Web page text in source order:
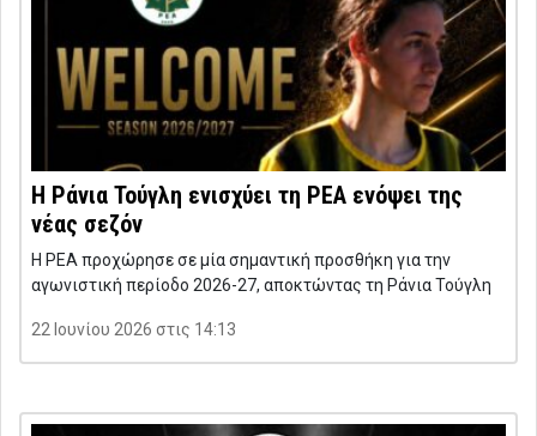
Η Ράνια Τούγλη ενισχύει τη ΡΕΑ ενόψει της
νέας σεζόν
Η ΡΕΑ προχώρησε σε μία σημαντική προσθήκη για την
αγωνιστική περίοδο 2026-27, αποκτώντας τη Ράνια Τούγλη
22 Ιουνίου 2026 στις 14:13